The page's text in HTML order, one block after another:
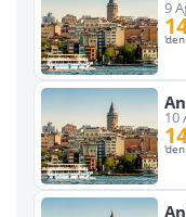
9
10